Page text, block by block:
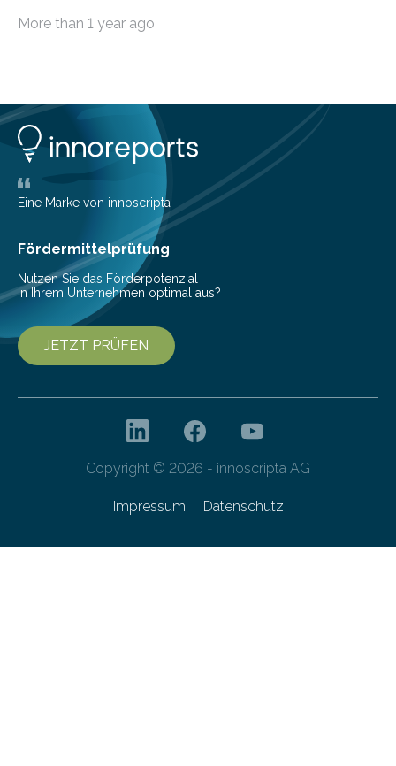
die genau das ermöglichen: Sie helfen Ihnen, Ausgaben
Lösungen interessieren. 1. Multibanking-Tools: Alle
Konten auf einen Blick Viele Banken bieten bereits in
ihrem Online-Banking eine Multibanking-Funktion an,
mit der sich Konten bei anderen Banken…
More than 1 year ago
Eine Marke von innoscripta
Fördermittelprüfung
Nutzen Sie das Förderpotenzial
in Ihrem Unternehmen optimal aus?
JETZT PRÜFEN
Copyright © 2026 - innoscripta AG
Impressum Datenschutz